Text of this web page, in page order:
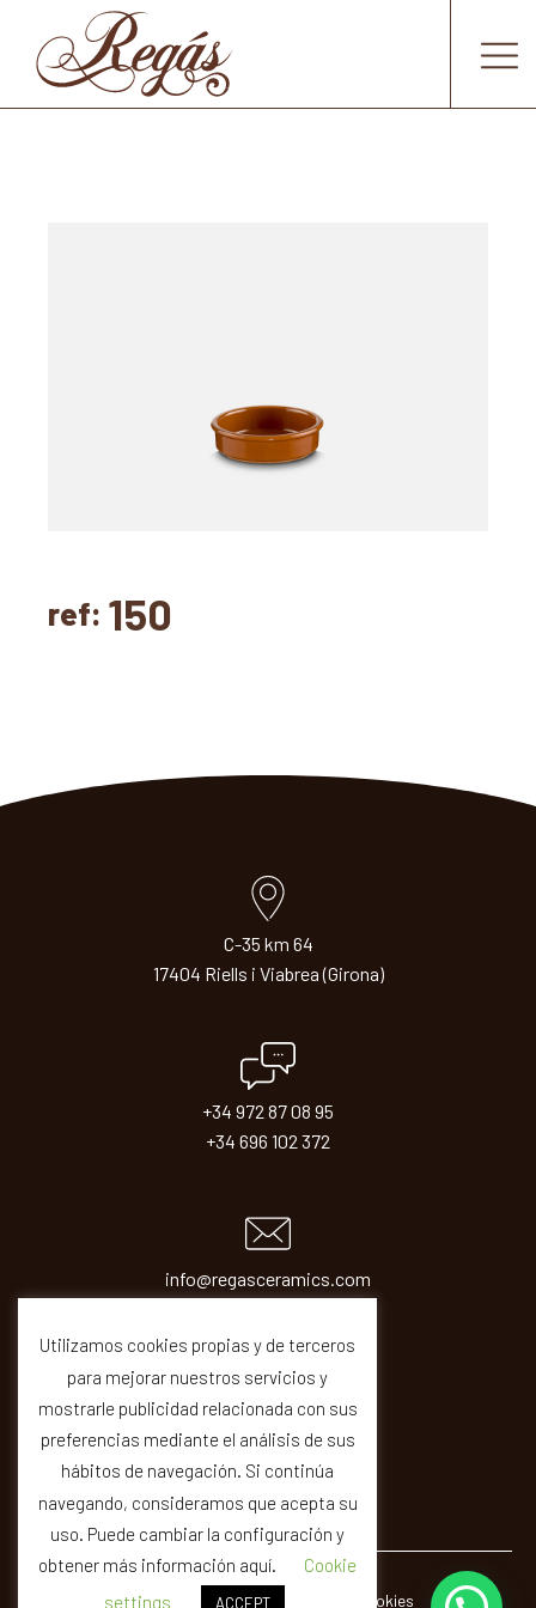
ref: 150
C-35 km 64
17404 Riells i Viabrea (Girona)
+34 972 87 08 95
+34 696 102 372
info@regasceramics.com
© REGAS · Legal Privacity Cookies Quality
Utilizamos cookies propias y de terceros
para mejorar nuestros servicios y
mostrarle publicidad relacionada con sus
preferencias mediante el análisis de sus
hábitos de navegación. Si continúa
navegando, consideramos que acepta su
uso. Puede cambiar la configuración y
obtener más información aquí.
Cookie
settings
ACCEPT